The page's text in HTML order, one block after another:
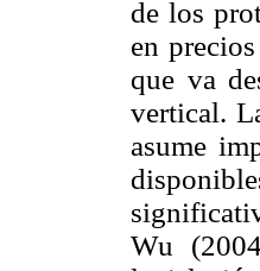
de los
en
que va
vertical.
asume
Wu